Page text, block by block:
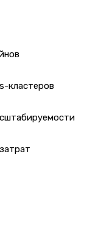
кластеров